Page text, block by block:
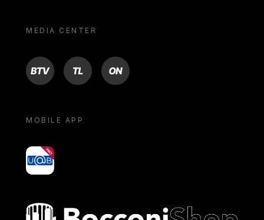
MEDIA CENTER
BTV TL ON
MOBILE APP
yoU@B
Bocconi shop